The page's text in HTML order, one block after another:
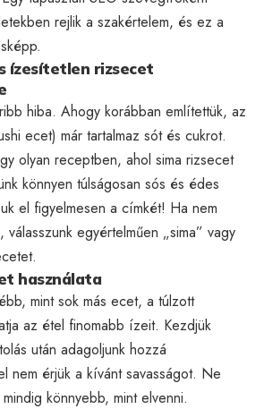
rejlik a szakértelem, és ez a
ízesítetlen rizsecet
hiba. Ahogy korábban említettük, az
ecet) már tartalmaz sót és cukrot.
olyan receptben, ahol sima rizsecet
könnyen túlságosan sós és édes
el figyelmesen a címkét! Ha nem
válasszunk egyértelműen „sima” vagy
használata
mint sok más ecet, a túlzott
az étel finomabb ízeit. Kezdjük
után adagoljunk hozzá
nem érjük a kívánt savasságot. Ne
könnyebb, mint elvenni.